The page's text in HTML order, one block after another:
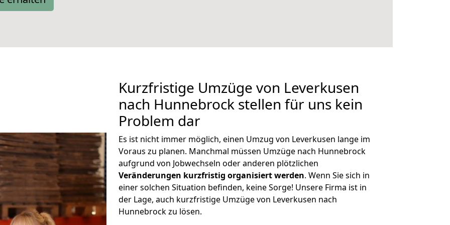
Kurzfristige Umzüge von Leverkusen
nach Hunnebrock stellen für uns kein
Problem dar
Es ist nicht immer möglich, einen Umzug von Leverkusen lange im
Voraus zu planen. Manchmal müssen Umzüge nach Hunnebrock
aufgrund von Jobwechseln oder anderen plötzlichen
Veränderungen kurzfristig organisiert werden. Wenn Sie sich in
einer solchen Situation befinden, keine Sorge! Unsere Firma ist in
der Lage, auch kurzfristige Umzüge von Leverkusen nach
Hunnebrock zu lösen.